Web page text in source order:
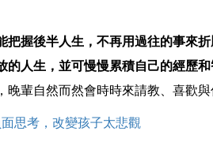
把握後半人生，不再用過往的事來
的人生，並可慢慢累積自己的經歷
晚輩自然而然會時時來請教、喜歡
思考，改變孩子太悲觀